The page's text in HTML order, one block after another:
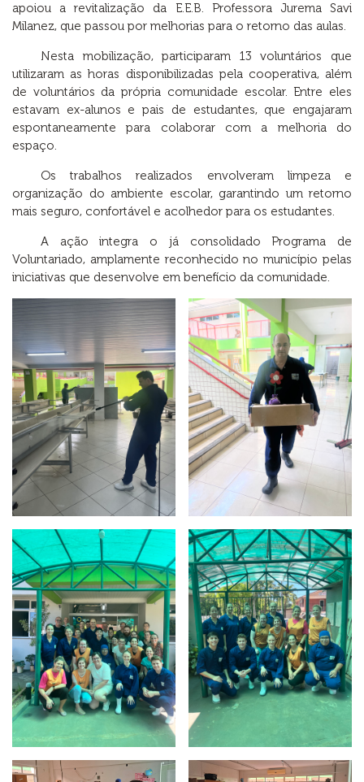
apoiou a revitalização da E.E.B. Professora Jurema Savi
Milanez, que passou por melhorias para o retorno das aulas.
Nesta mobilização, participaram 13 voluntários que
utilizaram as horas disponibilizadas pela cooperativa, além
de voluntários da própria comunidade escolar. Entre eles
estavam ex-alunos e pais de estudantes, que engajaram
espontaneamente para colaborar com a melhoria do
espaço.
Os trabalhos realizados envolveram limpeza e
organização do ambiente escolar, garantindo um retorno
mais seguro, confortável e acolhedor para os estudantes.
A ação integra o já consolidado Programa de
Voluntariado, amplamente reconhecido no município pelas
iniciativas que desenvolve em benefício da comunidade.